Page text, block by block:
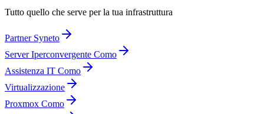
Tutto quello che serve per la tua infrastruttura
Partner Syneto
Server Iperconvergente Como
Assistenza IT Como
Virtualizzazione
Proxmox Como